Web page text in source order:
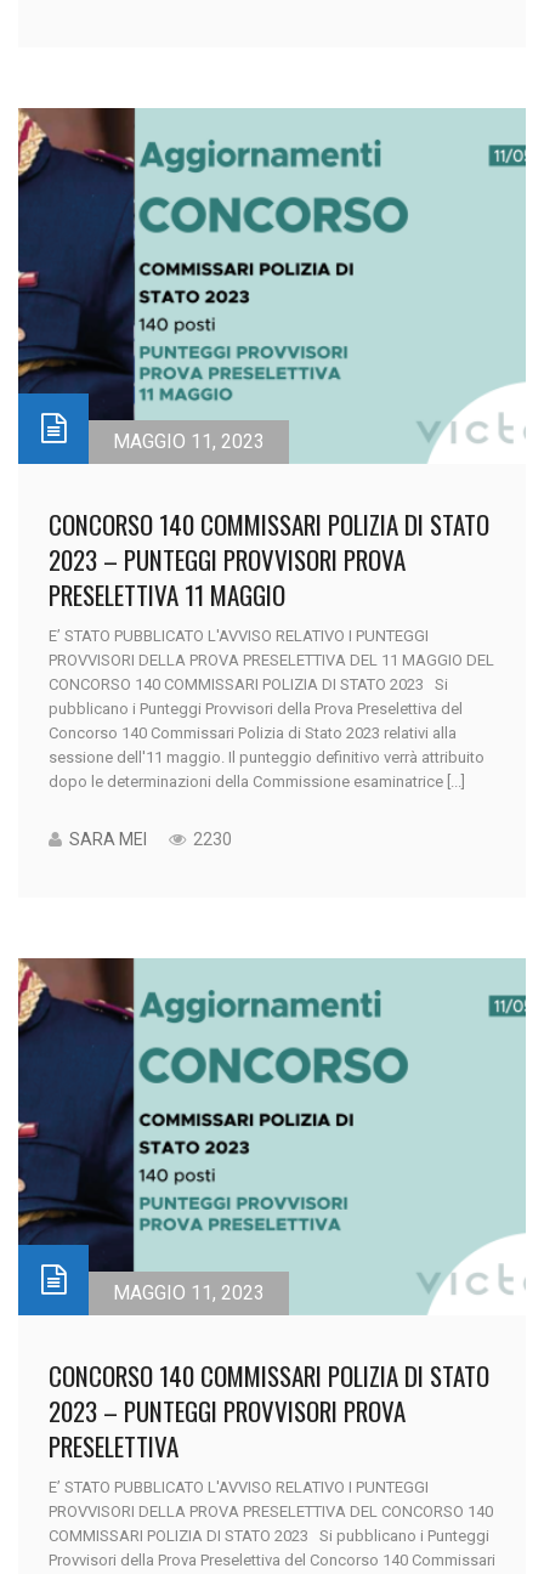
MAGGIO 11, 2023
CONCORSO 140 COMMISSARI POLIZIA DI STATO
2023 – PUNTEGGI PROVVISORI PROVA
PRESELETTIVA 11 MAGGIO
E’ STATO PUBBLICATO L'AVVISO RELATIVO I PUNTEGGI
PROVVISORI DELLA PROVA PRESELETTIVA DEL 11 MAGGIO DEL
CONCORSO 140 COMMISSARI POLIZIA DI STATO 2023 Si
pubblicano i Punteggi Provvisori della Prova Preselettiva del
Concorso 140 Commissari Polizia di Stato 2023 relativi alla
sessione dell'11 maggio. Il punteggio definitivo verrà attribuito
dopo le determinazioni della Commissione esaminatrice [...]
SARA MEI 2230
MAGGIO 11, 2023
CONCORSO 140 COMMISSARI POLIZIA DI STATO
2023 – PUNTEGGI PROVVISORI PROVA
PRESELETTIVA
E’ STATO PUBBLICATO L'AVVISO RELATIVO I PUNTEGGI
PROVVISORI DELLA PROVA PRESELETTIVA DEL CONCORSO 140
COMMISSARI POLIZIA DI STATO 2023 Si pubblicano i Punteggi
Provvisori della Prova Preselettiva del Concorso 140 Commissari